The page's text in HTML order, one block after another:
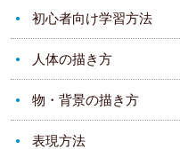
初心者向け学習方法
人体の描き方
物・背景の描き方
表現方法